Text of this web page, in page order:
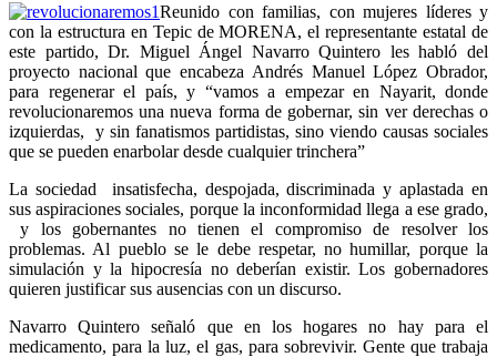
Reunido con familias, con mujeres líderes y
con la estructura en Tepic de MORENA, el representante estatal de
este partido, Dr. Miguel Ángel Navarro Quintero les habló del
proyecto nacional que encabeza Andrés Manuel López Obrador,
para regenerar el país, y “vamos a empezar en Nayarit, donde
revolucionaremos una nueva forma de gobernar, sin ver derechas o
izquierdas, y sin fanatismos partidistas, sino viendo causas sociales
que se pueden enarbolar desde cualquier trinchera”
La sociedad insatisfecha, despojada, discriminada y aplastada en
sus aspiraciones sociales, porque la inconformidad llega a ese grado,
y los gobernantes no tienen el compromiso de resolver los
problemas. Al pueblo se le debe respetar, no humillar, porque la
simulación y la hipocresía no deberían existir. Los gobernadores
quieren justificar sus ausencias con un discurso.
Navarro Quintero señaló que en los hogares no hay para el
medicamento, para la luz, el gas, para sobrevivir. Gente que trabaja